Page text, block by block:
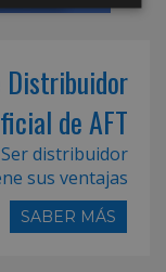
Distribuidor
de AFT
Ser distribuidor
sus ventajas
SABER MÁS